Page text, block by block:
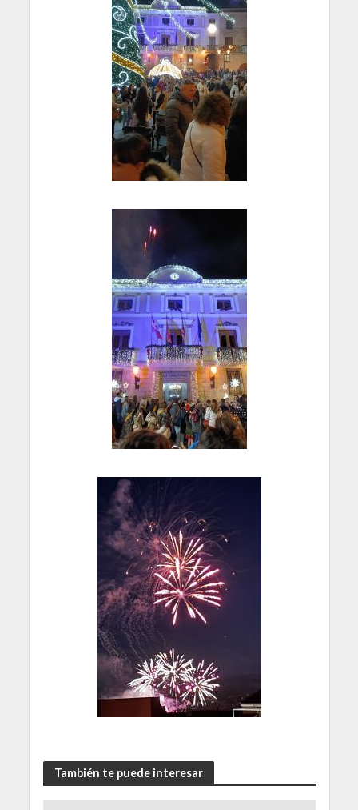
También te puede interesar